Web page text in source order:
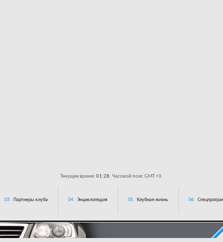
Текущее время: 01:28. Часовой пояс GMT +3.
03. Партнеры клуба 04. Энциклопедия 05. Клубная жизнь 06.